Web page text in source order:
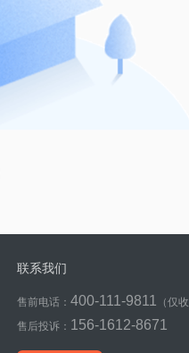
联系我们
售前电话： 400-111-9811
（仅
售后投诉： 156-1612-8671